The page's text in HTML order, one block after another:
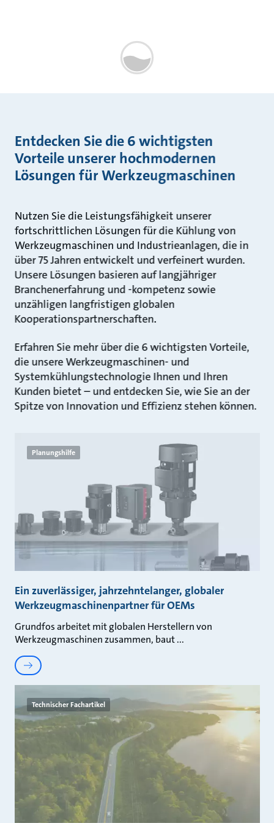
Entdecken Sie die 6 wichtigsten
Vorteile unserer hochmodernen
Lösungen für Werkzeugmaschinen
Nutzen Sie die Leistungsfähigkeit unserer
fortschrittlichen Lösungen für die Kühlung von
Werkzeugmaschinen und Industrieanlagen, die in
über 75 Jahren entwickelt und verfeinert wurden.
Unsere Lösungen basieren auf langjähriger
Branchenerfahrung und -kompetenz sowie
unzähligen langfristigen globalen
Kooperationspartnerschaften.
Erfahren Sie mehr über die 6 wichtigsten Vorteile,
die unsere Werkzeugmaschinen- und
Systemkühlungstechnologie Ihnen und Ihren
Kunden bietet – und entdecken Sie, wie Sie an der
Spitze von Innovation und Effizienz stehen können.
Planungshilfe
Ein zuverlässiger, jahrzehntelanger, globaler
Werkzeugmaschinenpartner für OEMs
Grundfos arbeitet mit globalen Herstellern von
Werkzeugmaschinen zusammen, baut
Technischer Fachartikel